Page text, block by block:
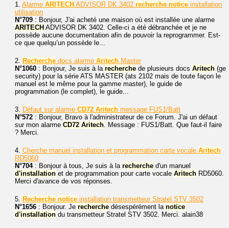
1. Alarme ARITECH ADVISOR DK 3402 recherche notice installation
utilisation
N°709 : Bonjour, J'ai acheté une maison où est installée une alarme
ARITECH ADVISOR DK 3402. Celle-ci a été débranchée et je ne
possède aucune documentation afin de pouvoir la reprogrammer. Est-
ce que quelqu’un possède le...
2. Recherche docs alarme Aritech Master
N°1060 : Bonjour, Je suis à la recherche de plusieurs docs Aritech (ge
security) pour la série ATS MASTER (ats 2102 mais de toute façon le
manuel est le même pour la gamme master), le guide de
programmation (le complet), le guide...
3. Défaut sur alarme CD72 Aritech message FUS1/Batt
N°572 : Bonjour, Bravo à l'administrateur de ce Forum. J'ai un défaut
sur mon alarme CD72 Aritech. Message : FUS1/Batt. Que faut-il faire
? Merci.
4. Cherche manuel installation et programmation carte vocale Aritech
RD5060
N°704: Bonjour à tous, Je suis à la recherche d'un manuel
d'installation et de programmation pour carte vocale Aritech RD5060.
Merci d'avance de vos réponses.
5. Recherche notice installation transmetteur Stratel STV 3502
N°1656 : Bonjour. Je recherche désespérément la notice
d'installation du transmetteur Stratel STV 3502. Merci. alain38